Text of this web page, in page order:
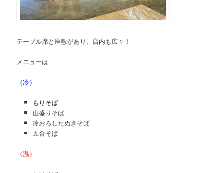
テーブル席と座敷があり、店内も広々！
メニューは
（冷）
もりそば
山盛りそば
冷おろしたぬきそば
五合そば
（温）